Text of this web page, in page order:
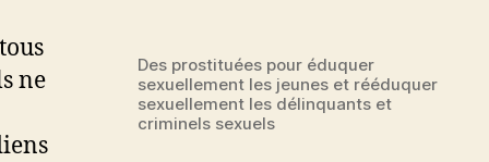
Des prostituées pour éduquer
sexuellement les jeunes et rééduquer
sexuellement les délinquants et
criminels sexuels
ne